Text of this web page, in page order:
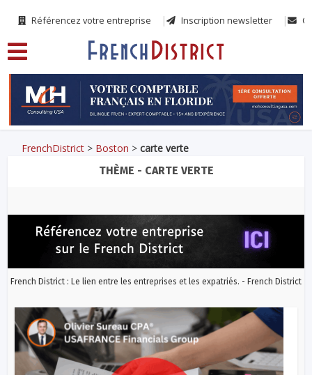
Référencez votre entreprise Inscription newsletter
FrenchDistrict > Boston >carte verte
THÈME - CARTE VERTE
French District : Le lien entre les entreprises et les expatriés. - French District